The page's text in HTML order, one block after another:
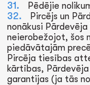
Pēdējie
Pircējs un
nonākusi
neierobežojot, šos
piedāvātajām
Pircēja tiesības
kārtības,
garantijas (ja tās